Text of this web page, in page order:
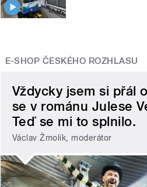
E-SHOP ČESKÉHO ROZHLASU
Vždycky jsem si přál
se v románu Julese
Teď se mi to splnilo.
Václav Žmolík, moderátor